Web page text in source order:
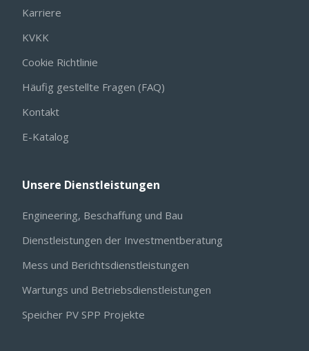
Karriere
KVKK
Cookie Richtlinie
Häufig gestellte Fragen (FAQ)
Kontakt
E-Katalog
Unsere Dienstleistungen
Engineering, Beschaffung und Bau
Dienstleistungen der Investmentberatung
Mess und Berichtsdienstleistungen
Wartungs und Betriebsdienstleistungen
Speicher PV SPP Projekte